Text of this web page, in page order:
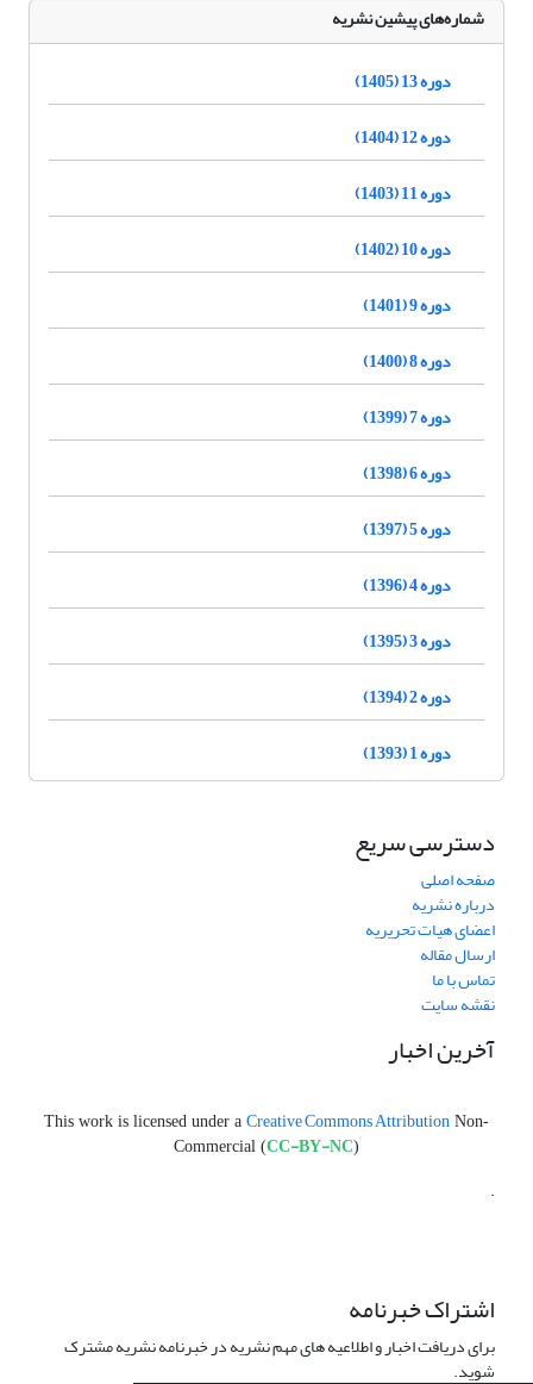
شماره‌های پیشین نشریه
دوره 13 (1405)
دوره 12 (1404)
دوره 11 (1403)
دوره 10 (1402)
دوره 9 (1401)
دوره 8 (1400)
دوره 7 (1399)
دوره 6 (1398)
دوره 5 (1397)
دوره 4 (1396)
دوره 3 (1395)
دوره 2 (1394)
دوره 1 (1393)
دسترسی سریع
صفحه اصلی
درباره نشریه
اعضای هیات تحریریه
ارسال مقاله
تماس با ما
نقشه سایت
آخرین اخبار
This work is licensed under a Creative Commons Attribution Non-
Commercial (CC-BY-NC)
.
اشتراک خبرنامه
برای دریافت اخبار و اطلاعیه های مهم نشریه در خبرنامه نشریه مشترک
شوید.